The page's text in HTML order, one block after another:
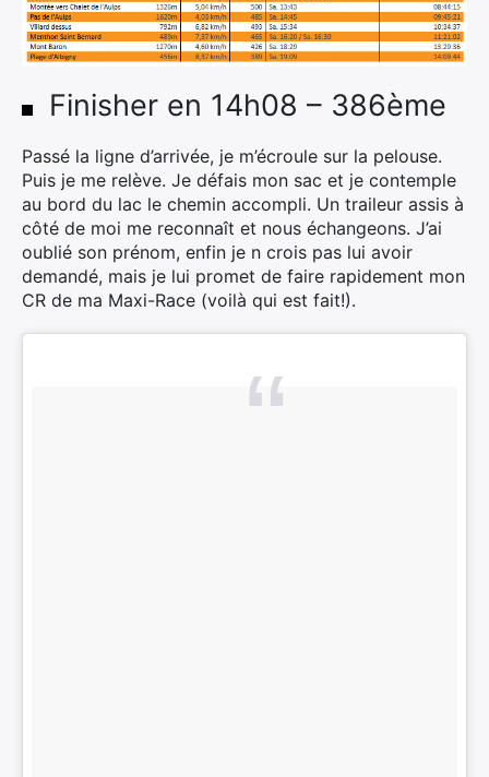
Finisher en 14h08 – 386ème
Passé la ligne d’arrivée, je m’écroule sur la pelouse.
Puis je me relève. Je défais mon sac et je contemple
au bord du lac le chemin accompli. Un traileur assis à
côté de moi me reconnaît et nous échangeons. J’ai
oublié son prénom, enfin je n crois pas lui avoir
demandé, mais je lui promet de faire rapidement mon
CR de ma Maxi-Race (voilà qui est fait!).